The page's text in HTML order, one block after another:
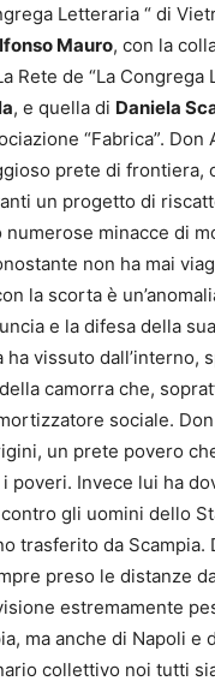
Letteraria “ di
Mauro, con la
Rete de “La Congrega
, e quella di Daniela
“Fabrica”. Don
prete di frontiera,
un progetto di
numerose minacce di
non ha mai
la scorta è
e la difesa della
ha vissuto dall’interno,
camorra che,
sociale.
un prete povero
poveri. Invece lui ha
gli uomini dello
trasferito da Scampia.
preso le distanze
estremamente
ma anche di Napoli e
collettivo noi tutti